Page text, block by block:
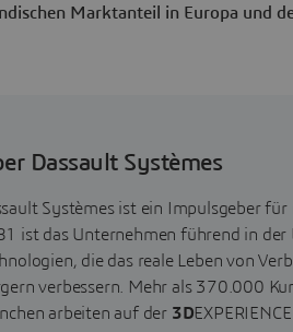
Marktanteil in Europa und
Dassault Systèmes
Systèmes ist ein Impulsgeber
ist das Unternehmen führend in
die das reale Leben von
verbessern. Mehr als 370.000
arbeiten auf der 3D